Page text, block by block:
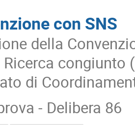
con SNS
della
Ricerca congiunto
di
- Delibera 86